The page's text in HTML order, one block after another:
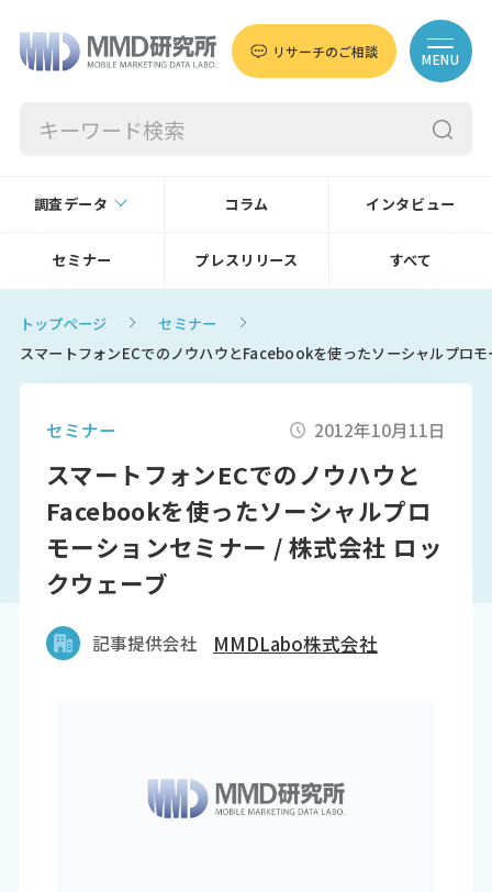
リサーチのご相談 MENU
調査データ コラム インタビュー
セミナー プレスリリース すべて
トップページ
セミナー
スマートフォンECでのノウハウとFacebookを使ったソーシャルプロ
セミナー 2012年10月11日
スマートフォンECでのノウハウと
Facebookを使ったソーシャルプロ
モーションセミナー / 株式会社 ロッ
クウェーブ
記事提供会社 MMDLabo株式会社